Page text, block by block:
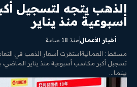
الذهب يتجه لتسجيل
أسبوعية منذ يناير
أخبار الأعمالمنذ 18 ساعة
مسقط : العمانيةاستقرت أسعار الذهب في
تسجيل أكبر مكاسب أسبوعية منذ يناير الماضي،
بينما...